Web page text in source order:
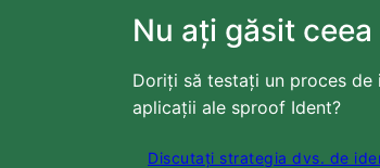
Nu ați găsit
Doriți să testați un proces
aplicații ale sproof Ident?
Discutați strategia dvs. de